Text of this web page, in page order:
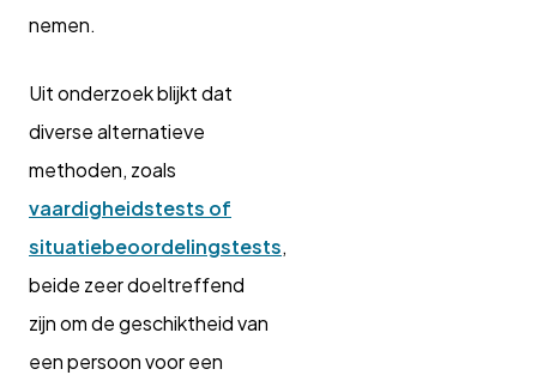
nemen.
Uit onderzoek blijkt dat
diverse alternatieve
methoden, zoals
vaardigheidstests of
situatiebeoordelingstests,
beide zeer doeltreffend
zijn om de geschiktheid van
een persoon voor een